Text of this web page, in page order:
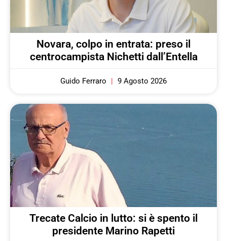
Novara, colpo in entrata: preso il
centrocampista Nichetti dall’Entella
Guido Ferraro 9 Agosto 2026
Trecate Calcio in lutto: si è spento il
presidente Marino Rapetti